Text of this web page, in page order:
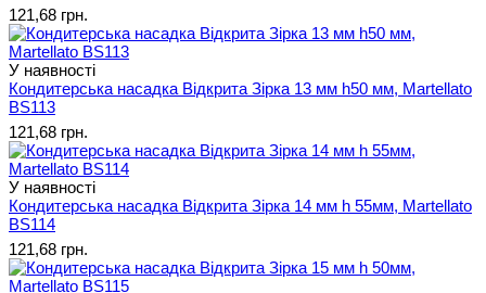
121,68 грн.
У наявності
Кондитерська насадка Відкрита Зірка 13 мм h50 мм, Martellato
BS113
121,68 грн.
У наявності
Кондитерська насадка Відкрита Зірка 14 мм h 55мм, Martellato
BS114
121,68 грн.